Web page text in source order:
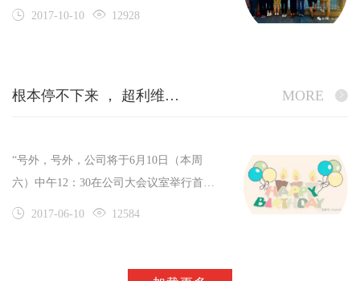
开启了2017年的魅力台湾之行。
2017-10-10 12928
根本停不下来 ， 超利维首届生日趴完美收 MORE
“号外，号外，公司将于6月10日（本周
六）中午12：30在公司大会议室举行首届
生日party，大家记得准时参加！”
2017-06-10 12584